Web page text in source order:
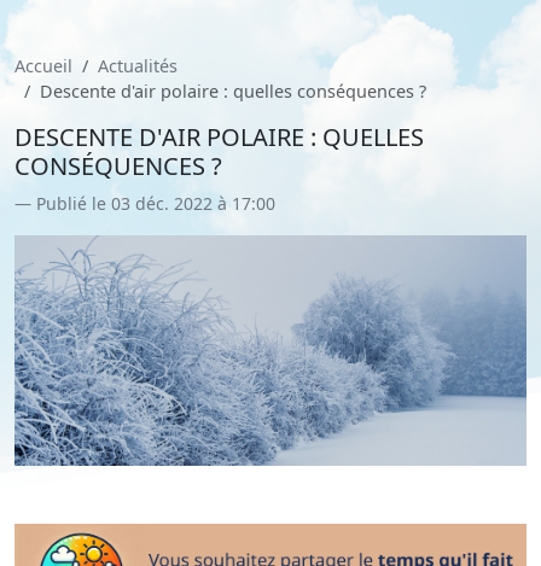
Accueil
Actualités
Descente d'air polaire : quelles conséquences ?
DESCENTE D'AIR POLAIRE : QUELLES
CONSÉQUENCES ?
Publié le 03 déc. 2022 à 17:00